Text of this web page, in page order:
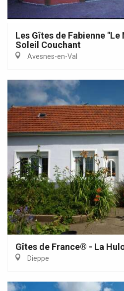
Les Gîtes de Fabienne "Le
Soleil Couchant
Avesnes-en-Val
Gîtes de France® - La
Dieppe